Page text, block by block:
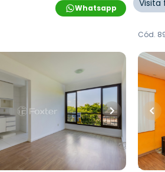
Whatsapp
Visita
Cód.
•1 banheiro•1vaga
• Edifício Pateo
,São Geraldo
Porto
R$
% OFF
m²